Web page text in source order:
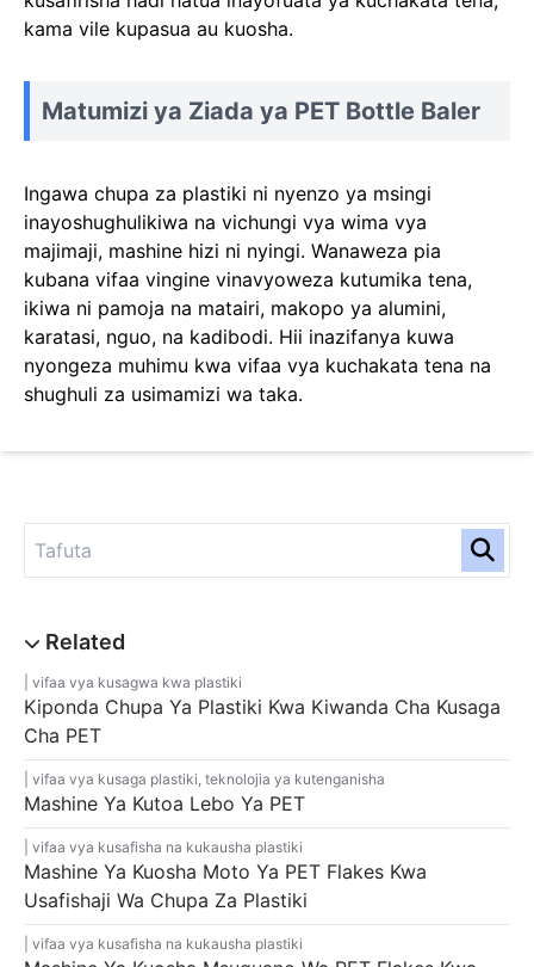
vifaa vya kusagwa kwa plastiki
Kiponda Chupa Ya Plastiki Kwa Kiwanda Cha Kusaga
Cha PET
vifaa vya kusaga plastiki teknolojia ya kutenganisha
Mashine Ya Kutoa Lebo Ya PET
vifaa vya kusafisha na kukausha plastiki
Mashine Ya Kuosha Moto Ya PET Flakes Kwa
Usafishaji Wa Chupa Za Plastiki
vifaa vya kusafisha na kukausha plastiki
kama vile kupasua au kuosha.
Matumizi ya Ziada ya PET Bottle Baler
Ingawa chupa za plastiki ni nyenzo ya msingi
inayoshughulikiwa na vichungi vya wima vya
majimaji, mashine hizi ni nyingi. Wanaweza pia
kubana vifaa vingine vinavyoweza kutumika tena,
ikiwa ni pamoja na matairi, makopo ya alumini,
karatasi, nguo, na kadibodi. Hii inazifanya kuwa
nyongeza muhimu kwa vifaa vya kuchakata tena na
shughuli za usimamizi wa taka.